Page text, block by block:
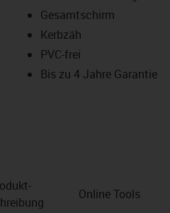
Gesamtschirm
Kerbzäh
PVC-frei
Bis zu 4 Jahre Garantie
Online Tools